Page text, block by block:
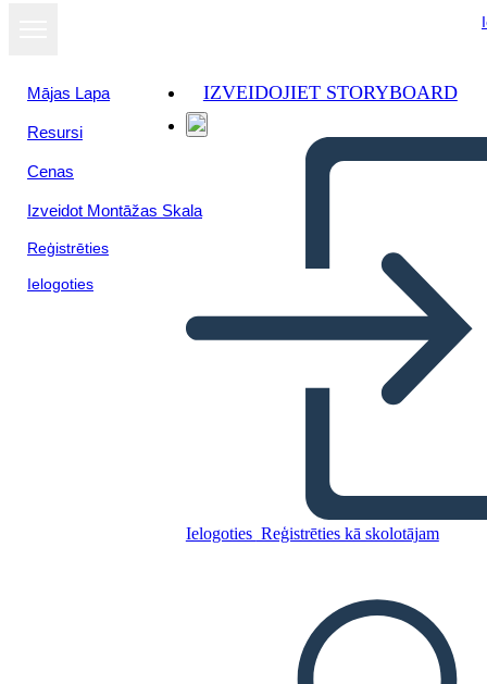
Mājas Lapa
Resursi
Cenas
Izveidot Montāžas Skala
Reģistrēties
Ielogoties
IZVEIDOJIET STORYBOARD
Ielogoties Reģistrēties kā skolotājam
ATSKAŅOT SLAIDRĀDI
IZLASI MAN